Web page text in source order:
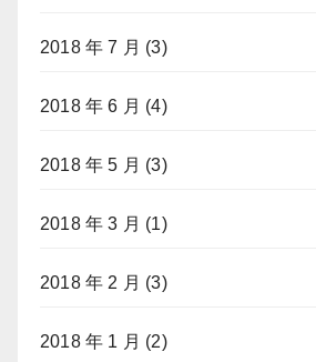
2018 年 7 月 (3)
2018 年 6 月 (4)
2018 年 5 月 (3)
2018 年 3 月 (1)
2018 年 2 月 (3)
2018 年 1 月 (2)